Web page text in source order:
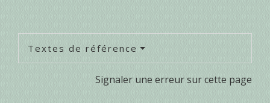
Textes de référence
Signaler une erreur sur cette page